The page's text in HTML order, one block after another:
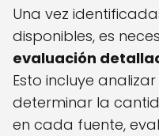
Una vez
disponibles, es
evaluación
Esto incluye
determinar la
en cada fuente,